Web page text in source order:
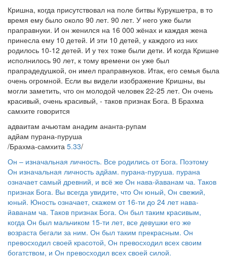
Кришна, когда присутствовал на поле битвы Курукшетра, в то
время ему было около 90 лет. 90 лет. У него уже были
праправнуки. И он женился на 16 000 жёнах и каждая жена
принесла ему 10 детей. И эти 10 детей, у каждого из них
родилось 10-12 детей. И у тех тоже были дети. И когда Кришне
исполнилось 90 лет, к тому времени он уже был
прапрадедушкой, он имел праправнуков. Итак, его семья была
очень огромной. Если вы видели изображение Кришны, вы
могли заметить, что он молодой человек 22-25 лет. Он очень
красивый, очень красивый, - таков признак Бога. В Брахма
самхите говорится
адваитам ачьютам анадим ананта-рупам
адйам пурана-пуруша
/Брахма-самхита 5.33/
Он – изначальная личность. Все родились от Бога. Поэтому
Он изначальная личность адйам. пурана-пуруша. пурана
означает самый древний, и всё же Он нава-йаванам ча. Таков
признак Бога. Вы всегда увидите, что Он юный, Он свежий,
юный. Юность означает, скажем от 16-ти до 24 лет нава-
йаванам ча. Таков признак Бога. Он был таким красивым,
когда Он был мальчиком 15-ти лет, все девушки его же
возраста бегали за ним. Он был таким прекрасным. Он
превосходил своей красотой, Он превосходил всех своим
богатством, и Он превосходил всех своей силой.